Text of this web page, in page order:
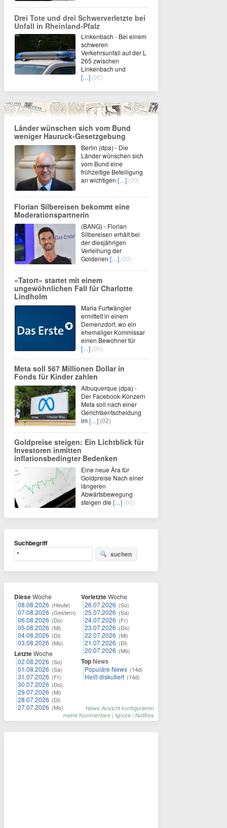
Drei Tote und drei Schwerverletzte bei
Unfall in Rheinland-Pfalz
Linkenbach - Bei einem
schweren
Verkehrsunfall auf der L
265 zwischen
Linkenbach und
[…] (00)
Länder wünschen sich vom Bund
weniger Hauruck-Gesetzgebung
Berlin (dpa) - Die
Länder wünschen sich
vom Bund eine
frühzeitige Beteiligung
an wichtigen […] (00)
Florian Silbereisen bekommt eine
Moderationspartnerin
(BANG) - Florian
Silbereisen erhält bei
der diesjährigen
Verleihung der
Goldenen […] (00)
«Tatort» startet mit einem
ungewöhnlichen Fall für Charlotte
Lindholm
Maria Furtwängler
ermittelt in einem
Demenzdorf, wo ein
ehemaliger Kommissar
einen Bewohner für
[…] (00)
Meta soll 567 Millionen Dollar in
Fonds für Kinder zahlen
Albuquerque (dpa) -
Der Facebook-Konzern
Meta soll nach einer
Gerichtsentscheidung
im[…] (02)
Goldpreise steigen: Ein Lichtblick für
Investoren inmitten
inflationsbedingter Bedenken
Eine neue Ära für
Goldpreise Nach einer
längeren
Abwärtsbewegung
steigen die […] (00)
Suchbegriff
suchen
DieseWoche
08.08.2026 (Heute)
07.08.2026 (Gestern)
06.08.2026 (Do)
05.08.2026 (Mi)
04.08.2026 (Di)
03.08.2026 (Mo)
LetzteWoche
02.08.2026 (So)
01.08.2026 (Sa)
31.07.2026 (Fr)
30.07.2026 (Do)
29.07.2026 (Mi)
28.07.2026 (Di)
27.07.2026 (Mo)
VorletzteWoche
26.07.2026 (So)
25.07.2026 (Sa)
24.07.2026 (Fr)
23.07.2026 (Do)
22.07.2026 (Mi)
21.07.2026 (Di)
20.07.2026 (Mo)
Top News
Populäre News (14d)
Heiß diskutiert (14d)
News-Ansicht konfigurieren
meine Kommentare | Ignore | Notifies